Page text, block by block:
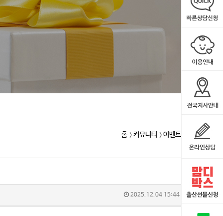
홈 커뮤니티 이벤트
2025.12.04 15:44